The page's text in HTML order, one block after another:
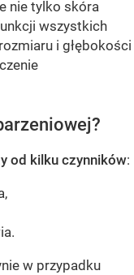
nie tylko skóra
wszystkich
i głębokości
od kilku czynników:
w przypadku